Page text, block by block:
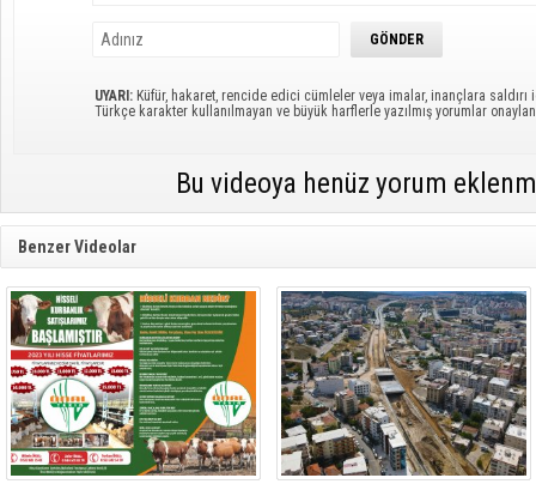
UYARI: Küfür, hakaret, rencide edici cümleler veya imalar, inançlara saldırı
Türkçe karakter kullanılmayan ve büyük harflerle yazılmış yorumlar
Bu videoya henüz yorum
Benzer Videolar